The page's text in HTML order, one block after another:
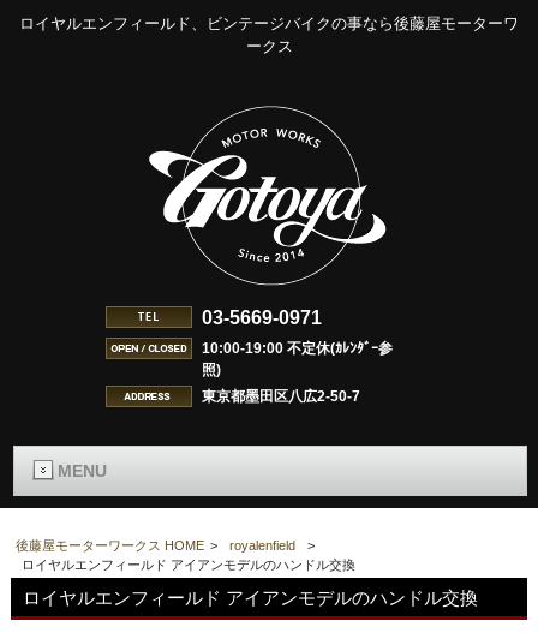
ロイヤルエンフィールド、ビンテージバイクの事なら後藤屋モーターワ
ークス
03-5669-0971
10:00-19:00 不定休(ｶﾚﾝﾀﾞｰ参
照)
東京都墨田区八広2-50-7
MENU
後藤屋モーターワークス HOME > royalenfield
>
ロイヤルエンフィールド アイアンモデルのハンドル交換
ロイヤルエンフィールド アイアンモデルのハンドル交換